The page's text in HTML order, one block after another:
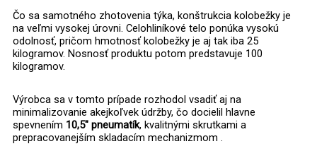
Čo sa samotného zhotovenia týka, konštrukcia kolobežky je
na veľmi vysokej úrovni. Celohliníkové telo ponúka vysokú
odolnosť, pričom hmotnosť kolobežky je aj tak iba 25
kilogramov. Nosnosť produktu potom predstavuje 100
kilogramov.
Výrobca sa v tomto prípade rozhodol vsadiť aj na
minimalizovanie akejkoľvek údržby, čo docielil hlavne
spevnením 10,5″ pneumatík, kvalitnými skrutkami a
prepracovanejším skladacím mechanizmom .